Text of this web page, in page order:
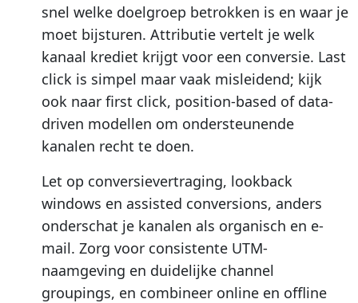
snel welke doelgroep betrokken is en waar je
moet bijsturen. Attributie vertelt je welk
kanaal krediet krijgt voor een conversie. Last
click is simpel maar vaak misleidend; kijk
ook naar first click, position-based of data-
driven modellen om ondersteunende
kanalen recht te doen.
Let op conversievertraging, lookback
windows en assisted conversions, anders
onderschat je kanalen als organisch en e-
mail. Zorg voor consistente UTM-
naamgeving en duidelijke channel
groupings, en combineer online en offline